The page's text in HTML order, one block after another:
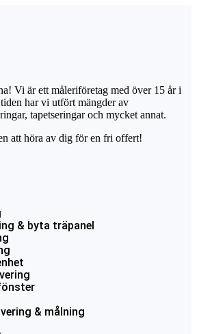
Vi är ett måleriföretag med över 15 år i
har vi utfört mängder av
tapetseringar och mycket annat.
att höra av dig för en fri offert!
& byta träpanel
& målning